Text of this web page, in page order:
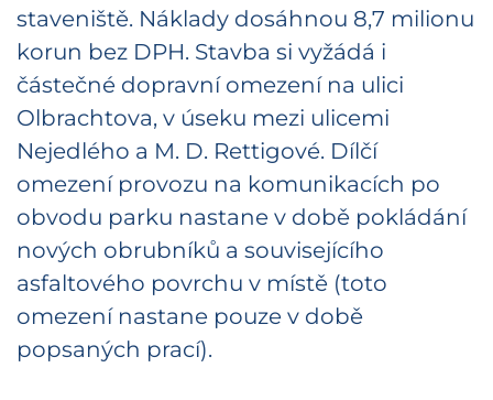
staveniště. Náklady dosáhnou 8,7 milionu
korun bez DPH. Stavba si vyžádá i
částečné dopravní omezení na ulici
Olbrachtova, v úseku mezi ulicemi
Nejedlého a M. D. Rettigové. Dílčí
omezení provozu na komunikacích po
obvodu parku nastane v době pokládání
nových obrubníků a souvisejícího
asfaltového povrchu v místě (toto
omezení nastane pouze v době
popsaných prací).